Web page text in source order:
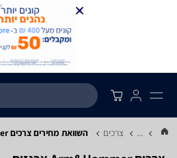
... צרכים השוואת מחירים צרכים ‏Arm&Hammer ‏ארגזים